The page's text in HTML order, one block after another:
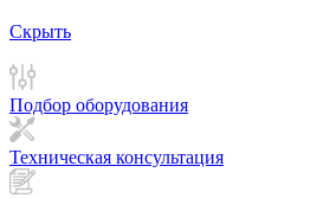
Скрыть
Подбор оборудования
Техническая консультация